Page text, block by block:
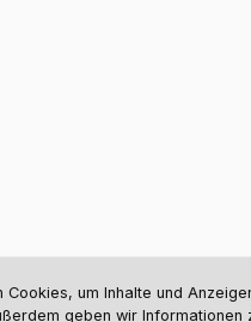
Cookies, um Inhalte und
geben wir